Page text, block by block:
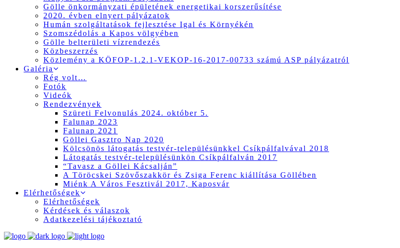
Gölle önkormányzati épületének energetikai korszerűsítése
2020. évben elnyert pályázatok
Humán szolgáltatások fejlesztése Igal és Környékén
Szomszédolás a Kapos völgyében
Gölle belterületi vízrendezés
Közbeszerzés
Közlemény a KÖFOP-1.2.1-VEKOP-16-2017-00733 számú ASP pályázatról
Galéria
Rég volt…
Fotók
Videók
Rendezvények
Szüreti Felvonulás 2024. október 5.
Falunap 2023
Falunap 2021
Göllei Gasztro Nap 2020
Kölcsönös látogatás testvér-településünkkel Csíkpálfalvával 2018
Látogatás testvér-településünkön Csíkpálfalván 2017
“Tavasz a Göllei Kácsalján”
A Töröcskei Szövőszakkör és Zsiga Ferenc kiállítása Göllében
Miénk A Város Fesztivál 2017, Kaposvár
Elérhetőségek
Elérhetőségek
Kérdések és válaszok
Adatkezelési tájékoztató